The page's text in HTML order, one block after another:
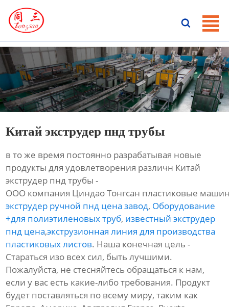

ГЛАВНАЯ
НОВОСТИ
О HАС
Китай экструдер пнд трубы
в то же время постоянно разрабатывая новые
продукты для удовлетворения различн Китай
экструдер пнд трубы -
ООО компания Циндао Тонгсан пластиковые
экструдер ручной пнд цена завод, Оборудование
+для полиэтиленовых труб, известный экструдер
пнд цена,экструзионная линия для производства
пластиковых листов. Наша конечная цель -
Стараться изо всех сил, быть лучшими.
Пожалуйста, не стесняйтесь обращаться к нам,
если у вас есть какие-либо требования. Продукт
будет поставляться по всему миру, таким как